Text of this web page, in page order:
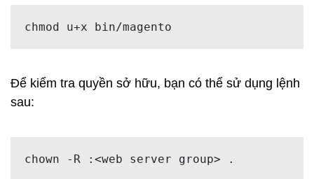
chmod u+x bin/magento
Để kiểm tra quyền sở hữu, bạn có thể sử dụng lệnh
sau:
chown - R :<web server group> .